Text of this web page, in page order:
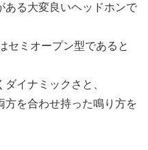
ある大変良いヘッドホンで
セミオープン型であると
イナミックさと、
方を合わせ持った鳴り方を